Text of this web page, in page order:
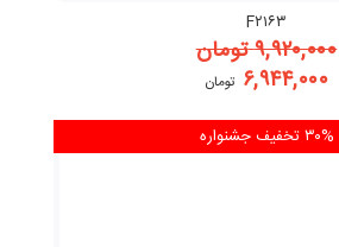
F۲۱۶۳
۹,۹۲۰,۰۰۰تومان
۶,۹۴۴,۰۰۰ تومان
۳۰% تخفیف جشنواره